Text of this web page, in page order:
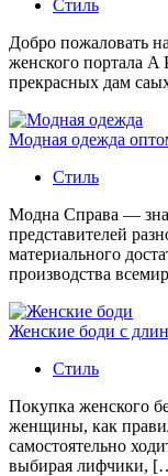
Стиль
Добро пожаловать
женского портала
прекрасных дам
Модная одежда
Стиль
Модна Справа —
представителей
материального
производства
Женские боди с
Стиль
Покупка женского
женщины, как
самостоятельно
выбирая лифчики,